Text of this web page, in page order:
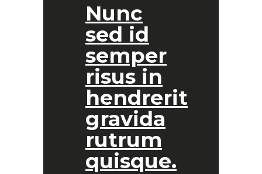
Nunc
sed id
semper
risus in
hendrerit
gravida
rutrum
quisque.